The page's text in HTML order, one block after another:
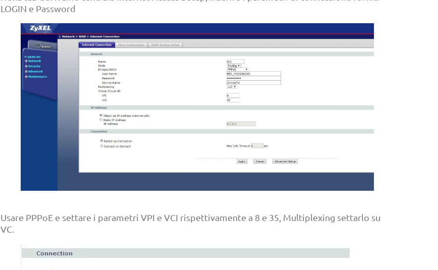
LOGIN e Password
Usare PPPoE e settare i parametri VPI e VCI rispettivamente a 8 e 35, Multiplexing settarlo su
VC.